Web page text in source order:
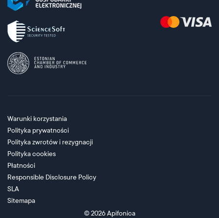
© 2026Apifonica
Warunki korzystania
Polityka prywatności
Polityka zwrotów i rezygnacji
Polityka cookies
Płatności
Responsible Disclosure Policy
SLA
Sitemapa